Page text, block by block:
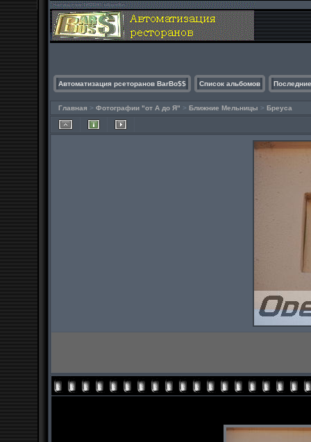
Автоматизация рсеторанов BarBo$$ Список альбомов
Главная > Фотографии "от А до Я" > Ближние Мельницы > Бреуса